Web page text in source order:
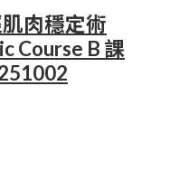
肉穩定術
Course B 課